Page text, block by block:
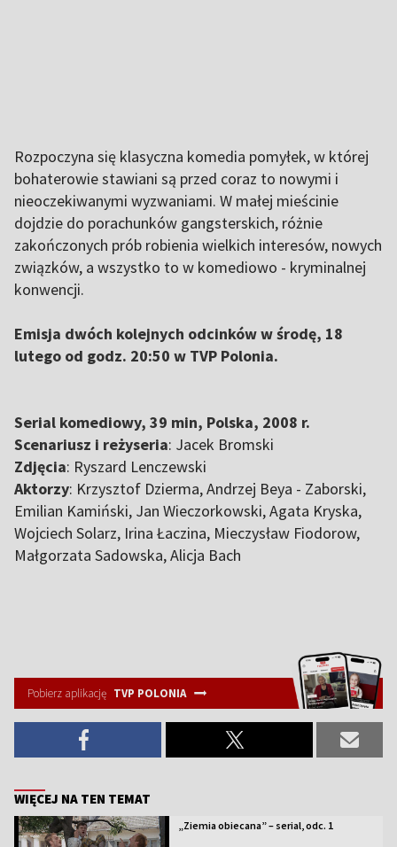
Rozpoczyna się klasyczna komedia pomyłek, w której
bohaterowie stawiani są przed coraz to nowymi i
nieoczekiwanymi wyzwaniami. W małej mieścinie
dojdzie do porachunków gangsterskich, różnie
zakończonych prób robienia wielkich interesów, nowych
związków, a wszystko to w komediowo - kryminalnej
konwencji.
Emisja dwóch kolejnych odcinków w środę, 18
lutego od godz. 20:50 w TVP Polonia.
Serial komediowy, 39 min, Polska, 2008 r.
Scenariusz i reżyseria: Jacek Bromski
Zdjęcia: Ryszard Lenczewski
Aktorzy: Krzysztof Dzierma, Andrzej Beya - Zaborski,
Emilian Kamiński, Jan Wieczorkowski, Agata Kryska,
Wojciech Solarz, Irina Łaczina, Mieczysław Fiodorow,
Małgorzata Sadowska, Alicja Bach
Pobierz aplikację TVP POLONIA
WIĘCEJ NA TEN TEMAT
„Ziemia obiecana” – serial, odc. 1